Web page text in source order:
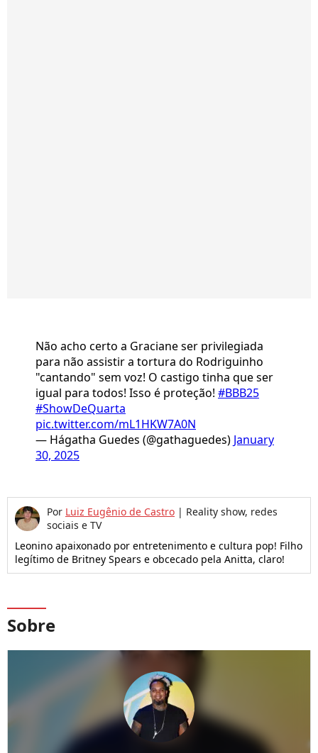
Não acho certo a Graciane ser privilegiada
para não assistir a tortura do Rodriguinho
"cantando" sem voz! O castigo tinha que ser
igual para todos! Isso é proteção! #BBB25
#ShowDeQuarta
pic.twitter.com/mL1HKW7A0N
— Hágatha Guedes (@gathaguedes) January
30, 2025
Por Luiz Eugênio de Castro | Reality show, redes
sociais e TV
Leonino apaixonado por entretenimento e cultura pop! Filho
legítimo de Britney Spears e obcecado pela Anitta, claro!
Sobre